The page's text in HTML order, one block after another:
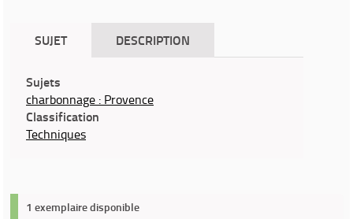
SUJET DESCRIPTION
Sujets
charbonnage : Provence
Classification
Techniques
1 exemplaire disponible